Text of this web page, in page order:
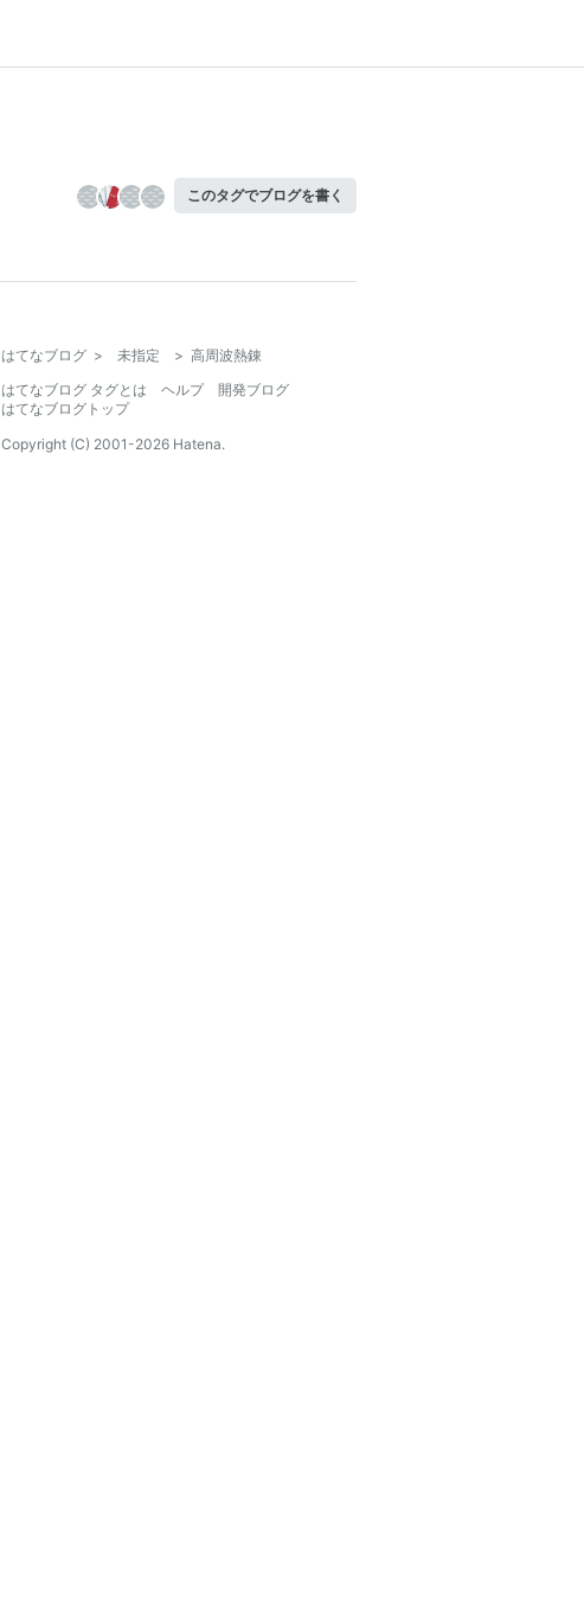
このタグでブログを書く
はてなブログ > 未指定 > 高周波熱錬
はてなブログ タグとは
ヘルプ
開発ブログ
はてなブログトップ
Copyright (C) 2001-2026 Hatena.